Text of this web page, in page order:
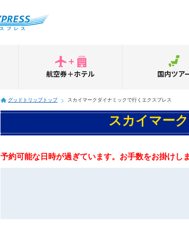
航空券＋ホテル 国内ツア
グッドトリップトップ スカイマークダイナミックで行くエクスプレス
スカイマー
予約可能な日時が過ぎています。お手数をお掛けし